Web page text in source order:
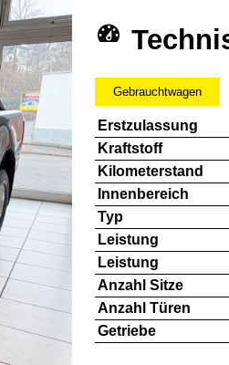
Gebrauchtwagen
Erstzulassung
Kraftstoff
Kilometerstand
Innenbereich
Typ
Leistung
Leistung
Anzahl Sitze
Anzahl Türen
Getriebe